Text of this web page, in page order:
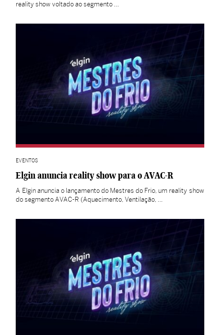
reality show voltado ao segmento …
EVENTOS
Elgin anuncia reality show para o AVAC-R
A Elgin anuncia o lançamento do Mestres do Frio, um reality show
do segmento AVAC-R (Aquecimento, Ventilação, …